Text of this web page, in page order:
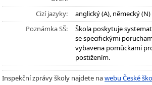
Cizí jazyky:
anglický (A), německý (N)
Poznámka SŠ:
Škola poskytuje
se specifickými
vybavena pomůckami
postižením.
Inspekční zprávy školy najdete nawebu České